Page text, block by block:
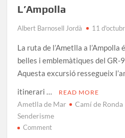
L’Ampolla
Albert Barnosell Jordà 11
La ruta de l’Ametlla a l’Ampolla
belles i emblemàtiques del GR-
Aquesta excursió ressegueix
itinerari …
READ MORE
Ametlla de Mar Camí de Ronda
Senderisme
Commenton